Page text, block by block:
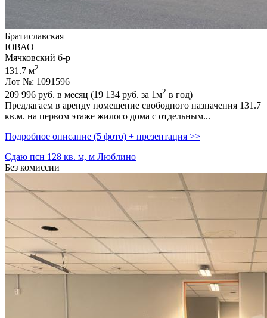
Братиславская
ЮВАО
Мячковский б-р
131.7 м2
Лот №: 1091596
209 996 руб. в месяц (19 134 руб. за 1м2 в год)
Предлагаем в аренду помещение свободного назначения 131.7
кв.м. на первом этаже жилого дома с отдельным...
Подробное описание (5 фото) + презентация >>
Сдаю псн 128 кв. м, м Люблино
Без комиссии